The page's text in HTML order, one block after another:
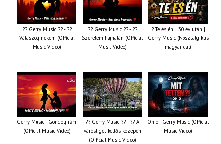
?? Gerry Music ?? - ??
Válaszolj nekem (Official
Music Video)
?? Gerry Music ?? - ??
Szerelem hajnalán (Official
Music Video)
? Te és én… 30 év után |
Gerry Music (Nosztalgikus
magyar dal)
Gerry Music - Gondolj rám
(Official Music Video)
?? Gerry Music ?? - ?? A
városliget kellős közepén
(Official Music Video)
Ohio - Gerry Music (Official
Music Video)